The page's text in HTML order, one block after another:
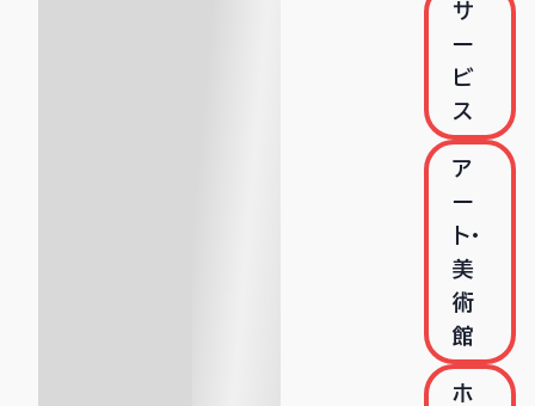
サ
ー
ビ
ス
ア
ー
ト・
美
術
館
ホ